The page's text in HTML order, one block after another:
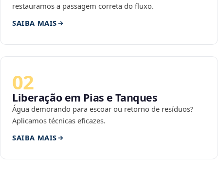
restauramos a passagem correta do fluxo.
SAIBA MAIS
02
Liberação em Pias e Tanques
Água demorando para escoar ou retorno de resíduos?
Aplicamos técnicas eficazes.
SAIBA MAIS